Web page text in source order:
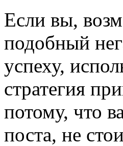
Если вы,
подобный
успеху,
стратегия
потому, что
поста, не